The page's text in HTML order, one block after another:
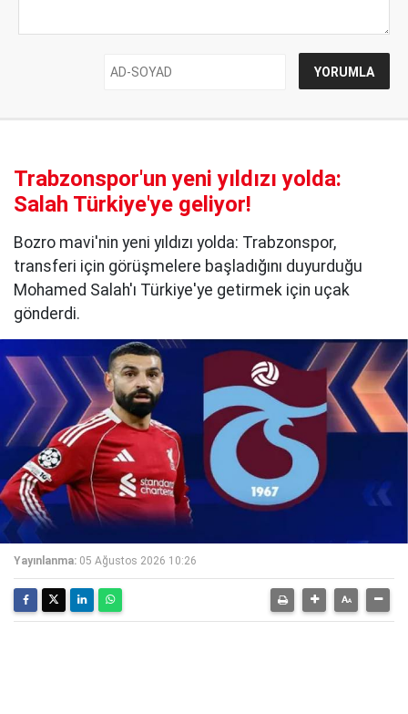
Trabzonspor'un yeni yıldızı yolda:
Salah Türkiye'ye geliyor!
Bozro mavi'nin yeni yıldızı yolda: Trabzonspor,
transferi için görüşmelere başladığını duyurduğu
Mohamed Salah'ı Türkiye'ye getirmek için uçak
gönderdi.
Yayınlanma: 05 Ağustos 2026 10:26